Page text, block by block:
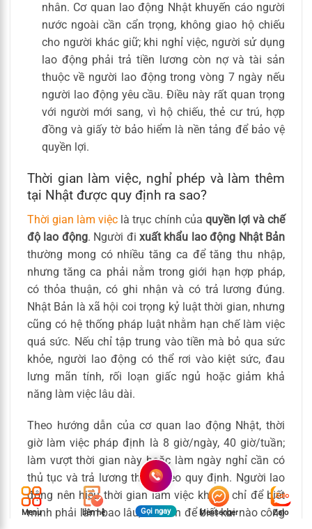
nhân. Cơ quan lao động Nhật khuyến cáo người
nước ngoài cần cẩn trọng, không giao hộ chiếu
cho người khác giữ; khi nghỉ việc, người sử dụng
lao động phải trả tiền lương còn nợ và tài sản
thuộc về người lao động trong vòng 7 ngày nếu
người lao động yêu cầu. Điều này rất quan trọng
với người mới sang, vì hộ chiếu, thẻ cư trú, hợp
đồng và giấy tờ bảo hiểm là nền tảng để bảo vệ
quyền lợi.
Thời gian làm việc, nghỉ phép và làm thêm
tại Nhật được quy định ra sao?
Thời gian làm việc là trục chính của quyền lợi và chế
độ lao động. Người đixuất khẩu lao động Nhật Bản
thường mong có nhiều tăng ca để tăng thu nhập,
nhưng tăng ca phải nằm trong giới hạn hợp pháp,
có thỏa thuận, có ghi nhận và có trả lương đúng.
Nhật Bản là xã hội coi trọng kỷ luật thời gian, nhưng
cũng có hệ thống pháp luật nhằm hạn chế làm việc
quá sức. Nếu chỉ tập trung vào tiền mà bỏ qua sức
khỏe, người lao động có thể rơi vào kiệt sức, đau
lưng mãn tính, rối loạn giấc ngủ hoặc giảm khả
năng làm việc lâu dài.
Theo hướng dẫn của cơ quan lao động Nhật, thời
giờ làm việc pháp định là 8 giờ/ngày, 40 giờ/tuần;
làm vượt thời gian này hoặc làm ngày nghỉ cần có
thủ tục và trả lương thêm theo quy định. Người lao
động nên hiểu thời gian làm việc không chỉ để biết
mình phải làm bao lâu, mà còn để biết khi nào công
Menu liên hệ Gọi ngay Messenger Zalo